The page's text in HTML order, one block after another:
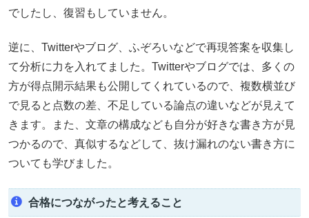
でしたし、復習もしていません。
逆に、Twitterやブログ、ふぞろいなどで再現答案を収集し
て分析に力を入れてました。Twitterやブログでは、多くの
方が得点開示結果も公開してくれているので、複数横並び
で見ると点数の差、不足している論点の違いなどが見えて
きます。また、文章の構成なども自分が好きな書き方が見
つかるので、真似するなどして、抜け漏れのない書き方に
ついても学びました。
合格につながったと考えること